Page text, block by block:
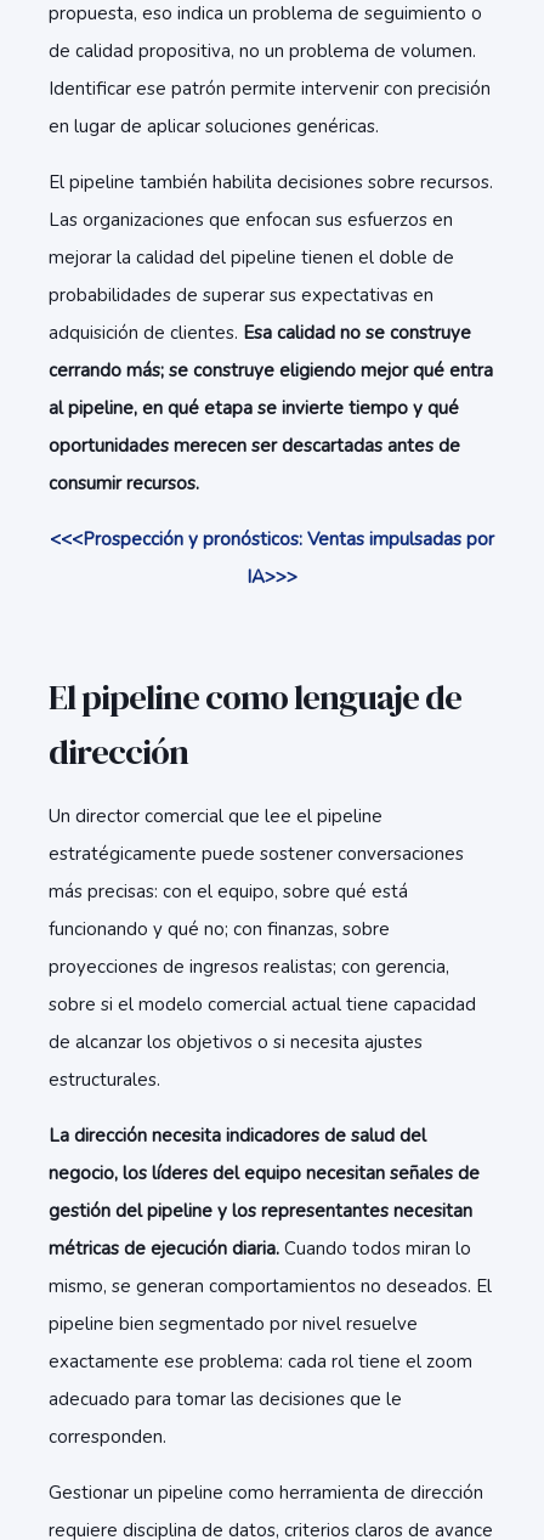
propuesta, eso indica un problema de seguimiento o
de calidad propositiva, no un problema de volumen.
Identificar ese patrón permite intervenir con precisión
en lugar de aplicar soluciones genéricas.
El pipeline también habilita decisiones sobre recursos.
Las organizaciones que enfocan sus esfuerzos en
mejorar la calidad del pipeline tienen el doble de
probabilidades de superar sus expectativas en
adquisición de clientes. Esa calidad no se construye
cerrando más; se construye eligiendo mejor qué entra
al pipeline, en qué etapa se invierte tiempo y qué
oportunidades merecen ser descartadas antes de
consumir recursos.
<<<Prospección y pronósticos: Ventas impulsadas por
IA>>>
El pipeline como lenguaje de
dirección
Un director comercial que lee el pipeline
estratégicamente puede sostener conversaciones
más precisas: con el equipo, sobre qué está
funcionando y qué no; con finanzas, sobre
proyecciones de ingresos realistas; con gerencia,
sobre si el modelo comercial actual tiene capacidad
de alcanzar los objetivos o si necesita ajustes
estructurales.
La dirección necesita indicadores de salud del
negocio, los líderes del equipo necesitan señales de
gestión del pipeline y los representantes necesitan
métricas de ejecución diaria. Cuando todos miran lo
mismo, se generan comportamientos no deseados. El
pipeline bien segmentado por nivel resuelve
exactamente ese problema: cada rol tiene el zoom
adecuado para tomar las decisiones que le
corresponden.
Gestionar un pipeline como herramienta de dirección
requiere disciplina de datos, criterios claros de avance